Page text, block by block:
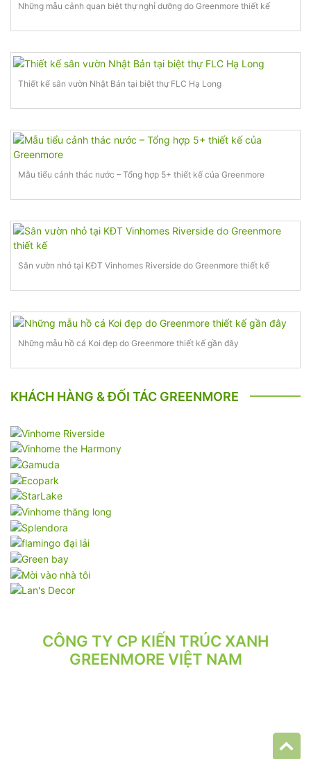
Những mẫu cảnh quan biệt thự nghỉ dưỡng do Greenmore thiết kế
Thiết kế sân vườn Nhật Bản tại biệt thự FLC Hạ Long
Mẫu tiểu cảnh thác nước – Tổng hợp 5+ thiết kế của Greenmore
Sân vườn nhỏ tại KĐT Vinhomes Riverside do Greenmore thiết kế
Những mẫu hồ cá Koi đẹp do Greenmore thiết kế gần đây
KHÁCH HÀNG & ĐỐI TÁC GREENMORE
CÔNG TY CP KIẾN TRÚC XANH
GREENMORE VIỆT NAM